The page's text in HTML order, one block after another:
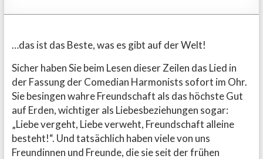
…das ist das Beste, was es gibt auf der Welt!
Sicher haben Sie beim Lesen dieser Zeilen das Lied in
der Fassung der Comedian Harmonists sofort im Ohr.
Sie besingen wahre Freundschaft als das höchste Gut
auf Erden, wichtiger als Liebesbeziehungen sogar:
„Liebe vergeht, Liebe verweht, Freundschaft alleine
besteht!“. Und tatsächlich haben viele von uns
Freundinnen und Freunde, die sie seit der frühen